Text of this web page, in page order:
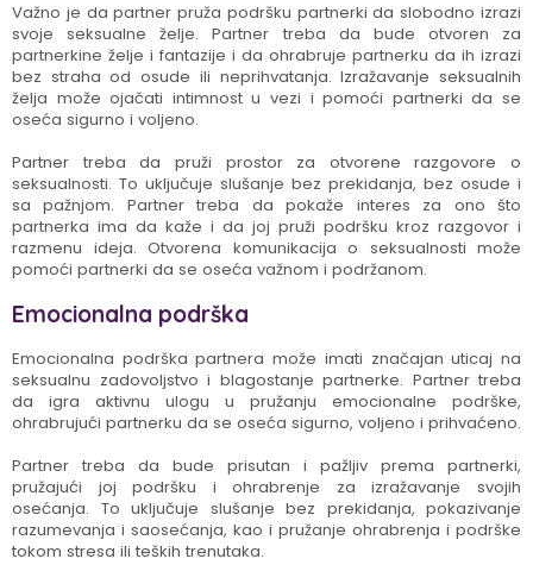
Važno je da partner pruža podršku partnerki da slobodno izrazi
svoje seksualne želje. Partner treba da bude otvoren za
partnerkine želje i fantazije i da ohrabruje partnerku da ih izrazi
bez straha od osude ili neprihvatanja. Izražavanje seksualnih
želja može ojačati intimnost u vezi i pomoći partnerki da se
oseća sigurno i voljeno.
Partner treba da pruži prostor za otvorene razgovore o
seksualnosti. To uključuje slušanje bez prekidanja, bez osude i
sa pažnjom. Partner treba da pokaže interes za ono što
partnerka ima da kaže i da joj pruži podršku kroz razgovor i
razmenu ideja. Otvorena komunikacija o seksualnosti može
pomoći partnerki da se oseća važnom i podržanom.
Emocionalna podrška
Emocionalna podrška partnera može imati značajan uticaj na
seksualnu zadovoljstvo i blagostanje partnerke. Partner treba
da igra aktivnu ulogu u pružanju emocionalne podrške,
ohrabrujući partnerku da se oseća sigurno, voljeno i prihvaćeno.
Partner treba da bude prisutan i pažljiv prema partnerki,
pružajući joj podršku i ohrabrenje za izražavanje svojih
osećanja. To uključuje slušanje bez prekidanja, pokazivanje
razumevanja i saosećanja, kao i pružanje ohrabrenja i podrške
tokom stresa ili teških trenutaka.